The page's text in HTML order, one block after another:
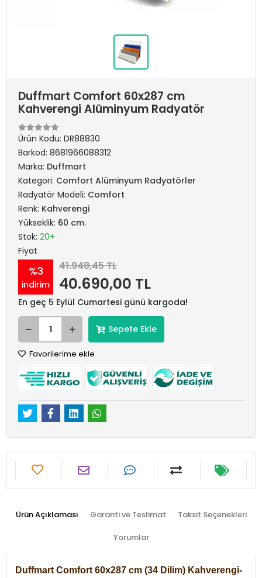
Duffmart Comfort 60x287 cm
Kahverengi Alüminyum Radyatör
Ürün Kodu: DR88830
Barkod: 8681966088312
Marka: Duffmart
Kategori: Comfort Alüminyum Radyatörler
Radyatör Modeli: Comfort
Renk: Kahverengi
Yükseklik: 60 cm.
Stok: 20+
Fiyat
%3
indirim
41.948,45 TL
40.690,00 TL
En geç 5 Eylül Cumartesi günü kargoda!
Sepete Ekle
Favorilerime ekle
Ürün Açıklaması Garanti ve Teslimat Taksit Seçenekleri
Yorumlar
Duffmart Comfort 60x287 cm (34 Dilim) Kahverengi-